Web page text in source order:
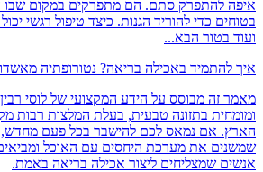
להתפרק סתם. הם מתפרקים במקום שבו הם
כדי להוריד הגנות. כיצד טיפול רגשי יכול
הבא...
באכילה בריאה? נטורופתיה מאשדוד
מבוסס על הידע המקצועי של לוסי רבין
בתזונה טבעית, בעלת המלצות רבות מקהל
אם נמאס לכם להישבר בכל פעם מחדש, הנה
את מערכת היחסים עם האוכל ומביאים את
שמצליחים ליצור אכילה בריאה באמת.